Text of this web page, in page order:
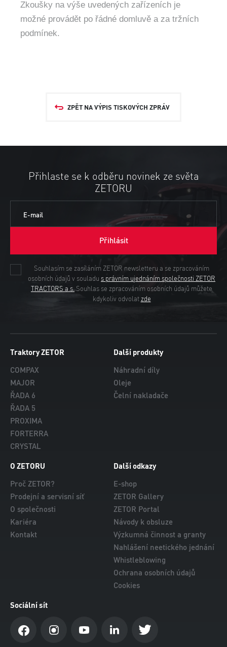
Zkoušky na výše uvedených zařízeních je
možné provádět po řádné domluvě a za tržních
podmínek.
ZPĚT NA VÝPIS TISKOVÝCH ZPRÁV
Přihlaste se k odběru novinek ze světa
ZETORU
E-mail
Přihlásit
Souhlasím se zasíláním ZETOR newsletteru a se zpracováním
osobních údajů v souladu s právním ujednáním společnosti ZETOR
TRACTORS a.s. Souhlas se zpracováním osobních údajů můžete
kdykoliv odvolat zde
Traktory ZETOR
COMPAX
MAJOR
ŘADA 6
ŘADA 5
PROXIMA
FORTERRA
CRYSTAL
Další produkty
Náhradní díly
Oleje
Čelní nakladače
O ZETORU
Proč ZETOR?
Prodejní a servisní síť
O společnosti
Kariéra
Kontakt
Další odkazy
E-shop
ZETOR Gallery
ZETOR Portal
Návody k obsluze
Výzkumná činnost a granty
Nahlášení neetického jednání
Whistleblowing
Ochrana osobních údajů
Cookies
Sociální sít